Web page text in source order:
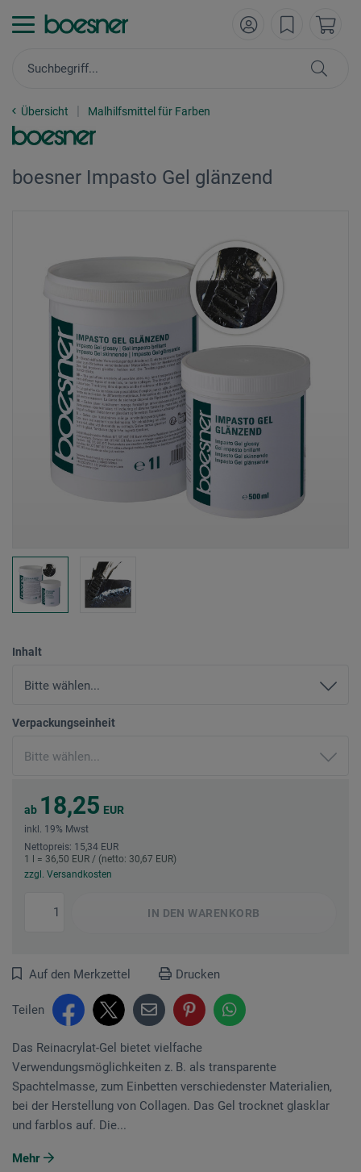
Übersicht Malhilfsmittel für Farben
boesner Impasto Gel glänzend
Inhalt
Verpackungseinheit
ab 18,25 EUR
inkl. 19% Mwst
Nettopreis: 15,34 EUR
1 l = 36,50 EUR / (netto: 30,67 EUR)
zzgl. Versandkosten
IN DEN WARENKORB
Auf den Merkzettel Drucken
Teilen
Das Reinacrylat-Gel bietet vielfache
Verwendungsmöglichkeiten z. B. als transparente
Spachtelmasse, zum Einbetten verschiedenster Materialien,
bei der Herstellung von Collagen. Das Gel trocknet glasklar
und farblos auf. Die...
Mehr